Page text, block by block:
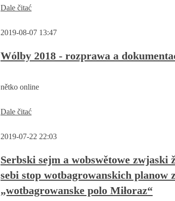
in
Brandenburg
Dale čitaćZničenje
2019-08-07 13:47
Wólby 2018 - rozprawa a
nětko online
Dale čitaćWólby
rozprawa
dokumentacija
2019-07-22 22:03
Serbski sejm a wobswětowe zwjaski
sebi stop wotbagrowanskich planow
„wotbagrowanske polo Miłoraz“